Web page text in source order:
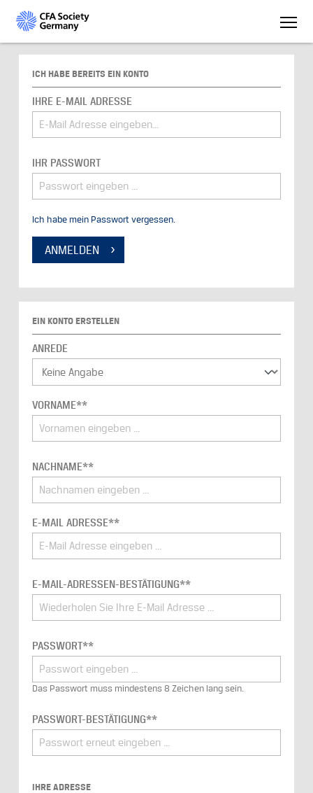
ICH HABE BEREITS EIN KONTO
IHRE E-MAIL ADRESSE
IHR PASSWORT
Ich habe mein Passwort vergessen.
ANMELDEN
EIN KONTO ERSTELLEN
Persönliche Informationen
ANREDE
VORNAME**
NACHNAME**
E-MAIL ADRESSE**
E-MAIL-ADRESSEN-BESTÄTIGUNG**
PASSWORT**
Das Passwort muss mindestens 8 Zeichen lang sein.
PASSWORT-BESTÄTIGUNG**
IHRE ADRESSE